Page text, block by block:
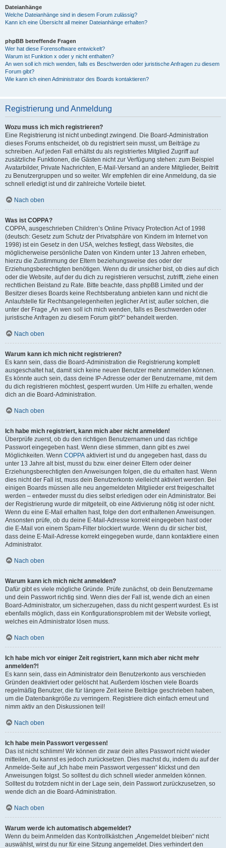
Dateianhänge
Welche Dateianhänge sind in diesem Forum zulässig?
Kann ich eine Übersicht all meiner Dateianhänge erhalten?
phpBB betreffende Fragen
Wer hat diese Forensoftware entwickelt?
Warum ist Funktion x oder y nicht enthalten?
An wen soll ich mich wenden, falls es Beschwerden oder juristische Anfragen zu diesem
Forum gibt?
Wie kann ich einen Administrator des Boards kontaktieren?
Registrierung und Anmeldung
Wozu muss ich mich registrieren?
Eine Registrierung ist nicht unbedingt zwingend. Die Board-Administration
dieses Forums entscheidet, ob du registriert sein musst, um Beiträge zu
schreiben. Auf jeden Fall erhältst du als registriertes Mitglied Zugriff auf
zusätzliche Funktionen, die Gästen nicht zur Verfügung stehen: zum Beispiel
Avatarbilder, Private Nachrichten, E-Mail-Versand an andere Mitglieder, Beitritt
zu Benutzergruppen und so weiter. Wir empfehlen dir eine Anmeldung, da sie
schnell erledigt ist und dir zahlreiche Vorteile bietet.
Nach oben
Was ist COPPA?
COPPA, ausgeschrieben Children’s Online Privacy Protection Act of 1998
(deutsch: Gesetz zum Schutz der Privatsphäre von Kindern im Internet von
1998) ist ein Gesetz in den USA, welches festlegt, dass Websites, die
möglicherweise persönliche Daten von Kindern unter 13 Jahren erheben,
hierzu die Zustimmung der Eltern beziehungsweise des oder der
Erziehungsberechtigten benötigen. Wenn du dir unsicher bist, ob dies auf dich
oder die Website, auf der du dich zu registrieren versuchst, zutrifft, ziehe einen
rechtlichen Beistand zu Rate. Bitte beachte, dass phpBB Limited und der
Besitzer dieses Boards keine Rechtsberatung anbieten kann und nicht die
Anlaufstelle für Rechtsangelegenheiten jeglicher Art ist; außer solchen, die
unter der Frage „An wen soll ich mich wenden, falls es Beschwerden oder
juristische Anfragen zu diesem Forum gibt?“ behandelt werden.
Nach oben
Warum kann ich mich nicht registrieren?
Es kann sein, dass die Board-Administration die Registrierung komplett
ausgeschaltet hat, damit sich keine neuen Benutzer mehr anmelden können.
Es könnte auch sein, dass deine IP-Adresse oder der Benutzername, mit dem
du dich registrieren möchtest, gesperrt wurden. Um Hilfe zu erhalten, wende
dich an die Board-Administration.
Nach oben
Ich habe mich registriert, kann mich aber nicht anmelden!
Überprüfe zuerst, ob du den richtigen Benutzernamen und das richtige
Passwort eingegeben hast. Wenn diese stimmen, dann gibt es zwei
Möglichkeiten. Wenn COPPA aktiviert ist und du angegeben hast, dass du
unter 13 Jahre alt bist, musst du bzw. einer deiner Eltern oder deiner
Erziehungsberechtigten den Anweisungen folgen, die du erhalten hast. Wenn
dies nicht der Fall ist, muss dein Benutzerkonto vielleicht aktiviert werden. Bei
einigen Boards müssen alle neu angemeldeten Mitglieder erst freigeschaltet
werden – entweder musst du dies selbst erledigen oder ein Administrator. Bei
der Registrierung wurde dir mitgeteilt, ob eine Aktivierung nötig ist oder nicht.
Wenn du eine E-Mail erhalten hast, folge den dort enthaltenen Anweisungen.
Ansonsten prüfe, ob du deine E-Mail-Adresse korrekt eingegeben hast oder
die E-Mail von einem Spam-Filter blockiert wurde. Wenn du dir sicher bist,
dass deine E-Mail-Adresse korrekt eingegeben wurde, dann kontaktiere einen
Administrator.
Nach oben
Warum kann ich mich nicht anmelden?
Dafür gibt es viele mögliche Gründe. Prüfe zunächst, ob dein Benutzername
und dein Passwort richtig sind. Wenn dies der Fall ist, wende dich an einen
Board-Administrator, um sicherzugehen, dass du nicht gesperrt wurdest. Es ist
ebenfalls möglich, dass ein Konfigurationsproblem mit der Website vorliegt,
welches ein Administrator lösen muss.
Nach oben
Ich habe mich vor einiger Zeit registriert, kann mich aber nicht mehr
anmelden?!
Es kann sein, dass ein Administrator dein Benutzerkonto aus verschieden
Gründen deaktiviert oder gelöscht hat. Außerdem löschen viele Boards
regelmäßig Benutzer, die für längere Zeit keine Beiträge geschrieben haben,
um die Datenbankgröße zu verringern. Registriere dich einfach erneut und
nimm aktiv an den Diskussionen teil!
Nach oben
Ich habe mein Passwort vergessen!
Das ist nicht schlimm! Wir können dir zwar dein altes Passwort nicht wieder
mitteilen, du kannst es jedoch zurücksetzen. Dies machst du, indem du auf der
Anmelde-Seite auf „Ich habe mein Passwort vergessen“ klickst und den
Anweisungen folgst. So solltest du dich schnell wieder anmelden können.
Solltest du trotzdem nicht in der Lage sein, dein Passwort zurückzusetzen, so
wende dich an die Board-Administration.
Nach oben
Warum werde ich automatisch abgemeldet?
Wenn du beim Anmelden das Kontrollkästchen „Angemeldet bleiben“ nicht
auswählst, wirst du nur für eine Sitzung angemeldet. Dies verhindert den